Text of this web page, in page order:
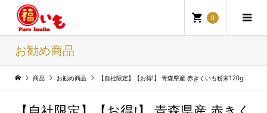
0
お勧め商品
商品 お勧め商品 【自社限定】【お得!】 青森県産 赤きくいも粉末120g（3袋ｾｯﾄ）